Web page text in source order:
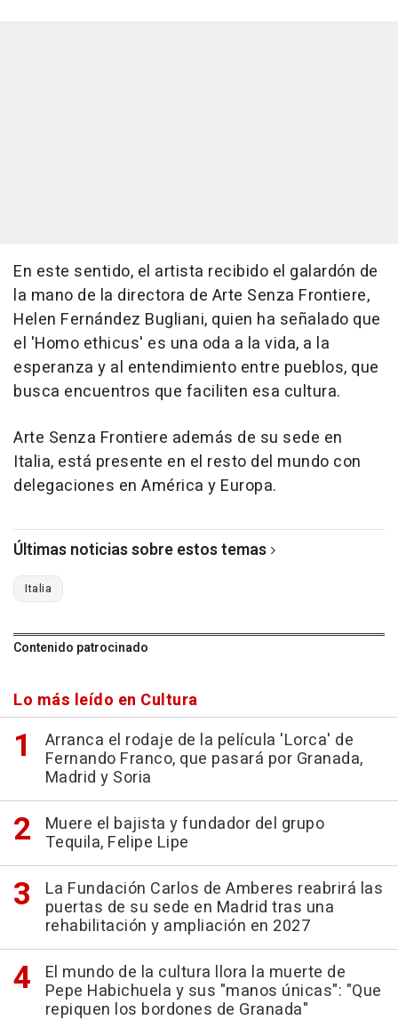
En este sentido, el artista recibido el galardón de
la mano de la directora de Arte Senza Frontiere,
Helen Fernández Bugliani, quien ha señalado que
el 'Homo ethicus' es una oda a la vida, a la
esperanza y al entendimiento entre pueblos, que
busca encuentros que faciliten esa cultura.
Arte Senza Frontiere además de su sede en
Italia, está presente en el resto del mundo con
delegaciones en América y Europa.
Últimas noticias sobre estos temas
Italia
Contenido patrocinado
Lo más leído en Cultura
Arranca el rodaje de la película 'Lorca' de
Fernando Franco, que pasará por Granada,
Madrid y Soria
Muere el bajista y fundador del grupo
Tequila, Felipe Lipe
La Fundación Carlos de Amberes reabrirá las
puertas de su sede en Madrid tras una
rehabilitación y ampliación en 2027
El mundo de la cultura llora la muerte de
Pepe Habichuela y sus "manos únicas": "Que
repiquen los bordones de Granada"